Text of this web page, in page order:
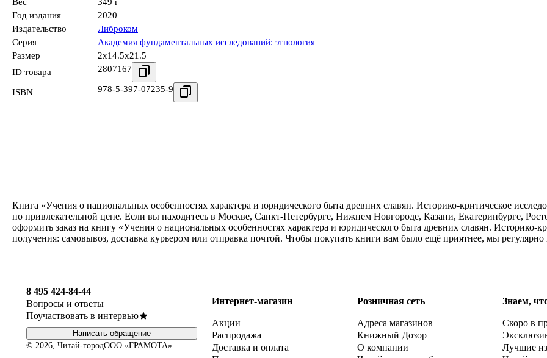
Год издания
2020
Издательство
Либроком
Серия
Академия фундаментальных исследований: этнология
Размер
2x14.5x21.5
ID товара
2807167
ISBN 978-5-397-07235-9
Книга «Учения о национальных особенностях характера и юридического быта древних славян. Историко-критическое
по привлекательной цене. Если вы находитесь в Москве, Санкт-Петербурге, Нижнем Новгороде, Казани, Екатеринбурге,
оформить заказ на книгу «Учения о национальных особенностях характера и юридического быта древних славян. Историко-
получения: самовывоз, доставка курьером или отправка почтой. Чтобы покупать книги вам было ещё приятнее, мы
8 495 424-84-44
Вопросы и ответы
Поучаствовать в интервью
Написать обращение
© 2026, Читай-городООО «ГРАМОТА»
Интернет-магазин
Акции
Распродажа
Доставка и оплата
Розничная сеть
Адреса магазинов
Книжный Дозор
О компании
Знаем,
Скоро в
Лучшие